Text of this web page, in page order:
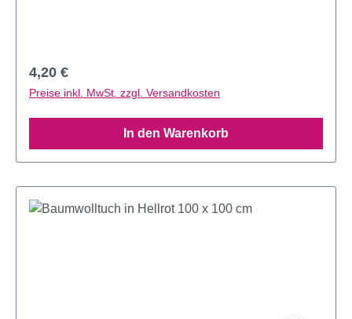
Regulärer Preis:
4,20 €
Preise inkl. MwSt. zzgl. Versandkosten
In den Warenkorb